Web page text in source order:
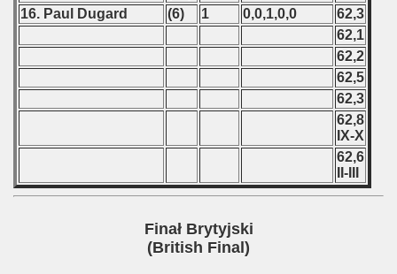
16. Paul Dugard
(6) 1 0,0,1,0,0
62,3
62,1
62,2
62,5
62,3
62,8
IX-X
62,6
II-III
Finał Brytyjski
(British Final)
- 1994
Round) - 1994
Qualifications) - 1994